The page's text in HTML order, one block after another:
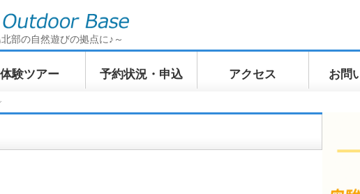
部の自然遊びの拠点に♪～
体験ツアー
ぷかぷ
予約状況・申込 アクセス お問